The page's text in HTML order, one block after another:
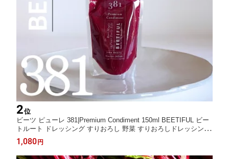
2位
ビーツ ピューレ 381|Premium Condiment 150ml BEETIFUL ビー
トルート ドレッシング すりおろし 野菜 すりおろしドレッシング
美味しいドレッシング 野菜ドレッシング beet beetroot 無添加 国
産 野菜ピューレ スーパーフード 長野県産 美容 栽培期間中 保存
料 農薬不使用
1,080円